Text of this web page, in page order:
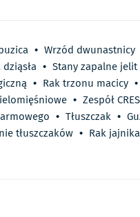
• Wrzód dwunastnicy
• Stany zapalne jelit
• Rak trzonu macicy •
• Zespół
• Tłuszczak •
tłuszczaków • Rak jajnika